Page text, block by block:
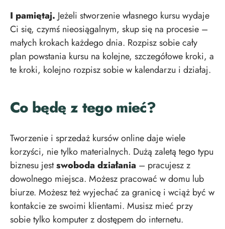
I pamiętaj. Jeżeli stworzenie własnego kursu wydaje
Ci się, czymś nieosiągalnym, skup się na procesie –
małych krokach każdego dnia. Rozpisz sobie cały
plan powstania kursu na kolejne, szczegółowe kroki, a
te kroki, kolejno rozpisz sobie w kalendarzu i działaj.
Co będę z tego mieć?
Tworzenie i sprzedaż kursów online daje wiele
korzyści, nie tylko materialnych. Dużą zaletą tego typu
biznesu jestswoboda działania – pracujesz z
dowolnego miejsca. Możesz pracować w domu lub
biurze. Możesz też wyjechać za granicę i wciąż być w
kontakcie ze swoimi klientami. Musisz mieć przy
sobie tylko komputer z dostępem do internetu.